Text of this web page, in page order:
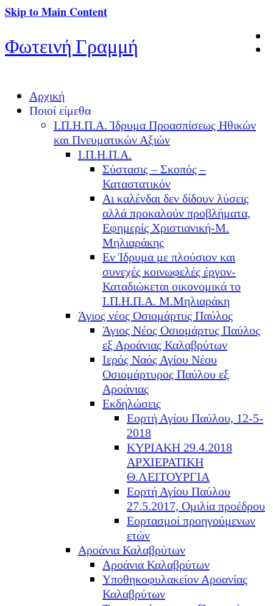
Skip to Main Content
Φωτεινή Γραμμή
Αρχική
Ποιοί είμεθα
Ι.Π.Η.Π.Α. Ίδρυμα Προασπίσεως Ηθικών
και Πνευματικών Αξιών
Ι.Π.Η.Π.Α.
Σύστασις – Σκοπός –
Καταστατικόν
Αι καλένδαι δεν δίδουν λύσεις
αλλά προκαλούν προβλήματα,
Εφημερίς Χριστιανική-Μ.
Μηλιαράκης
Εν Ίδρυμα με πλούσιον και
συνεχές κοινωφελές έργον-
Καταδιώκεται οικονομικά το
Ι.Π.Η.Π.Α. Μ.Μηλιαράκη
Άγιος νέος Οσιομάρτυς Παύλος
Άγιος Νέος Οσιομάρτυς Παύλος
εξ Αροάνιας Καλαβρύτων
Ιερός Ναός Αγίου Νέου
Οσιομάρτυρος Παύλου εξ
Αροάνιας
Εκδηλώσεις
Εορτή Αγίου Παύλου, 12-5-
2018
ΚΥΡΙΑΚΗ 29.4.2018
ΑΡΧΙΕΡΑΤΙΚΗ
Θ.ΛΕΙΤΟΥΡΓΙΑ
Εορτή Αγίου Παύλου
27.5.2017, Ομιλία προέδρου
Εορτασμοί προηγούμενων
ετών
Αροάνια Καλαβρύτων
Αροάνια Καλαβρύτων
Υποθηκοφυλακείον Αροανίας
Καλαβρύτων